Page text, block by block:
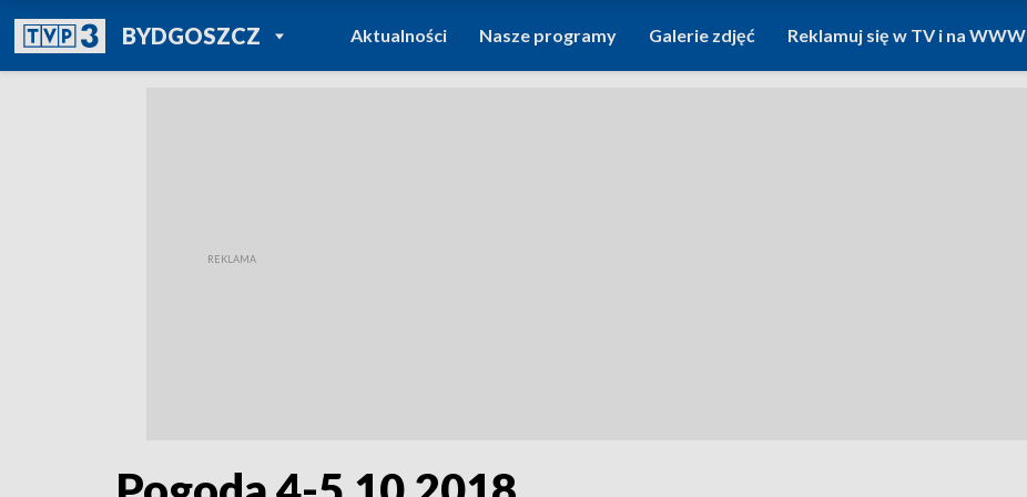
BYDGOSZCZPOWRÓT DO
TVP REGIONY
Aktualności Nasze programy Galerie zdjęć Reklamuj się w TV i na WWW